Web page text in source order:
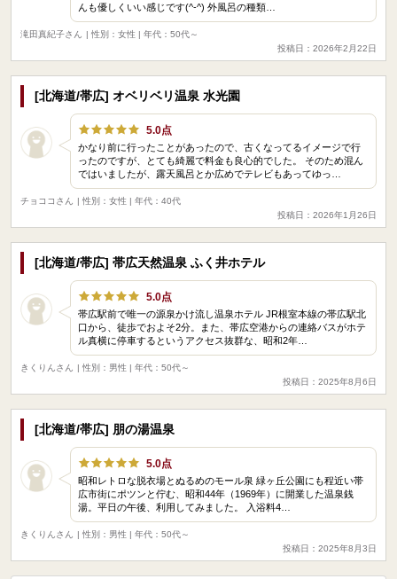
んも優しくいい感じです(^-^) 外風呂の種類…
滝田真紀子さん
| 性別：女性 | 年代：50代～
投稿日：2026年2月22日
[北海道/帯広] オベリベリ温泉 水光園
5.0点
かなり前に行ったことがあったので、古くなってるイメージで行
ったのですが、とても綺麗で料金も良心的でした。 そのため混ん
ではいましたが、露天風呂とか広めでテレビもあってゆっ…
チョココさん
| 性別：女性 | 年代：40代
投稿日：2026年1月26日
[北海道/帯広] 帯広天然温泉 ふく井ホテル
5.0点
帯広駅前で唯一の源泉かけ流し温泉ホテル JR根室本線の帯広駅北
口から、徒歩でおよそ2分。また、帯広空港からの連絡バスがホテ
ル真横に停車するというアクセス抜群な、昭和2年…
きくりんさん
| 性別：男性 | 年代：50代～
投稿日：2025年8月6日
[北海道/帯広] 朋の湯温泉
5.0点
昭和レトロな脱衣場とぬるめのモール泉 緑ヶ丘公園にも程近い帯
広市街にポツンと佇む、昭和44年（1969年）に開業した温泉銭
湯。平日の午後、利用してみました。 入浴料4…
きくりんさん
| 性別：男性 | 年代：50代～
投稿日：2025年8月3日